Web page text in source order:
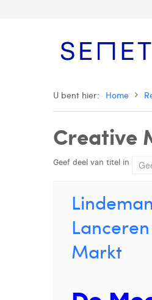
U bent hier: Home
Creative
Geef deel van titel in
Markt